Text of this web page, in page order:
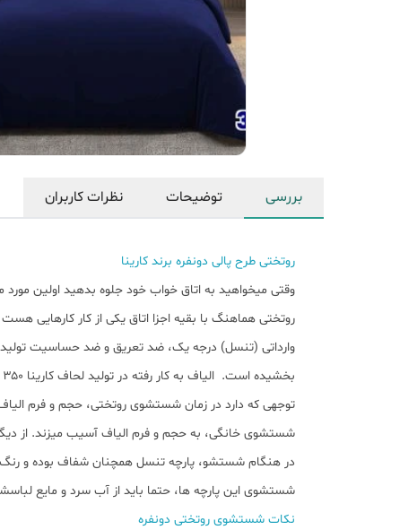
بررسی توضیحات نظرات کاربران
روتختی طرح پالی دونفره برند کارینا
وقتی میخواهید به اتاق خواب خود جلوه بدهید اولین
روتختی هماهنگ با بقیه اجزا اتاق یکی از کار کارهایی
وارداتی (تنسل) درجه یک، ضد تعریق و ضد حساسیت تولید
توجهی که دارد در زمان شستشوی روتختی، حجم و فرم
شستشوی خانگی، به حجم و فرم الیاف آسیب میزند. از
در هنگام شستشو، پارچه تنسل همچنان شفاف بوده و رنگ
شستشوی این پارچه ها، حتما باید از آب سرد و مایع
نکات شستشوی روتختی دونفره